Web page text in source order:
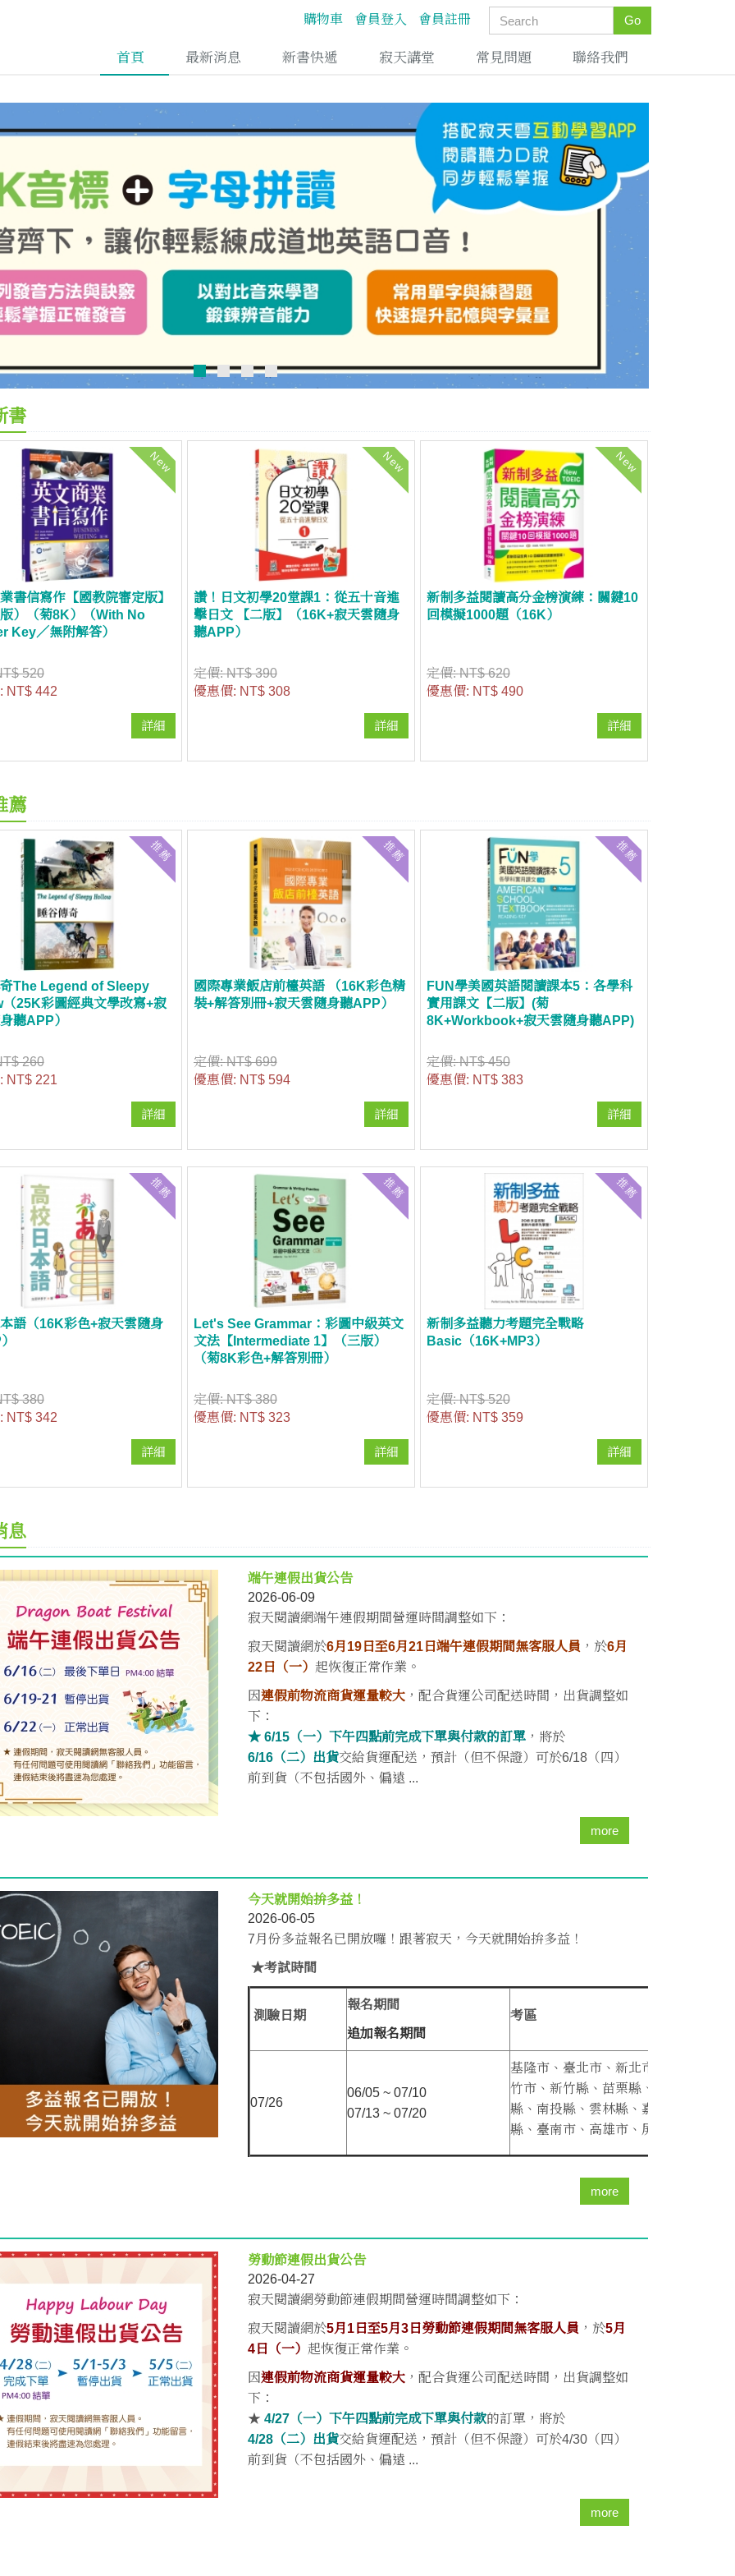
Go
購物車 會員登入 會員註冊
首頁 最新消息 新書快遞 寂天講堂 常見問題 聯絡我們
書
New
書信寫作【國教院審定版】
）（菊8K）（With No
Key／無附解答）
520
NT$ 442
詳細
New
讚！日文初學20堂課1：從五十音進
擊日文 【二版】（16K+寂天雲隨身
聽APP）
定價:NT$ 390
優惠價: NT$ 308
詳細
New
新制多益閱讀高分金榜演練：關鍵10
回模擬1000題（16K）
定價:NT$ 620
優惠價: NT$ 490
詳細
薦
推薦
The Legend of Sleepy
25K彩圖經典文學改寫+寂
聽APP）
260
NT$ 221
詳細
推薦
國際專業飯店前檯英語 （16K彩色精
裝+解答別冊+寂天雲隨身聽APP）
定價:NT$ 699
優惠價: NT$ 594
詳細
推薦
FUN學美國英語閱讀課本5：各學科
實用課文【二版】(菊
8K+Workbook+寂天雲隨身聽APP)
定價:NT$ 450
優惠價: NT$ 383
詳細
推薦
語（16K彩色+寂天雲隨身
380
NT$ 342
詳細
推薦
Let's See Grammar：彩圖中級英文
文法【Intermediate 1】（三版）
（菊8K彩色+解答別冊）
定價:NT$ 380
優惠價: NT$ 323
詳細
推薦
新制多益聽力考題完全戰略
Basic（16K+MP3）
定價:NT$ 520
優惠價: NT$ 359
詳細
息
端午連假出貨公告
2026-06-09
寂天閱讀網端午連假期間營運時間調整如下：
寂天閱讀網於6月19日至6月21日端午連假期間無客服人員 ，於6月
22日（一）起恢復正常作業。
因連假前物流商貨運量較大 ，配合貨運公司配送時間，出貨調整如
下：
★ 6/15（一）下午四點前完成下單與付款的訂單 ，將於
6/16（二）出貨交給貨運配送，預計（但不保證）可於6/18（四）
前到貨（不包括國外、偏遠 ...
more
今天就開始拚多益！
2026-06-05
7月份多益報名已開放囉！跟著寂天，今天就開始拚多益！
★考試時間
測驗日期
報名期間
追加報名期間
考區
07/26
06/05 ~ 07/10
07/13 ~ 07/20
基隆市、 臺北市、新北市、
竹市、新竹縣、苗栗縣、
縣、南投縣、雲林縣、嘉義市、
縣、 臺南市、 高雄市、 屏 ...
more
勞動節連假出貨公告
2026-04-27
寂天閱讀網勞動節連假期間營運時間調整如下：
寂天閱讀網於5月1日至5月3日勞動節連假期間無客服人員 ，於5月
4日（一）起恢復正常作業。
因連假前物流商貨運量較大 ，配合貨運公司配送時間，出貨調整如
下：
★4/27（一）下午四點前完成下單與付款的訂單，將於
4/28（二）出貨交給貨運配送，預計（但不保證）可於4/30（四）
前到貨（不包括國外、偏遠 ...
more